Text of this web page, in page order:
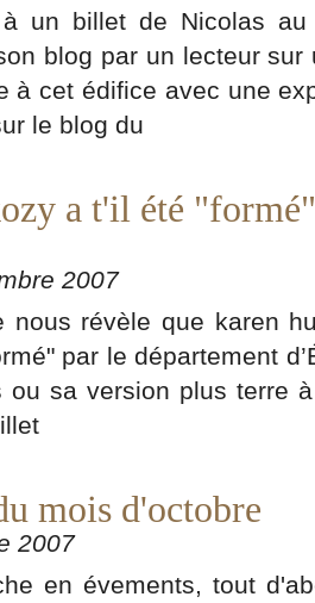
un billet de Nicolas
blog par un lecteur
à cet édifice avec une
le blog du
a t'il été
2007
nous révèle que karen
par le département
ou sa version plus terre
mois d'octobre
2007
en évements, tout